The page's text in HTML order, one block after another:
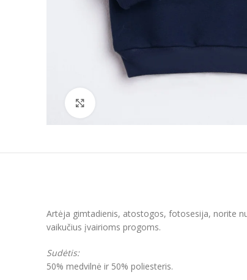
Artėja gimtadienis, atostogos, fotosesija, norite
vaikučius įvairioms progoms.
Sudėtis:
50% medvilnė ir 50% poliesteris.